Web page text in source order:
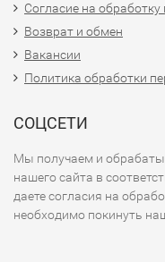
Согласие на
Возврат и обмен
Вакансии
Политика обработки
СОЦСЕТИ
Мы получаем и
нашего сайта в
даете согласия на
необходимо покинуть